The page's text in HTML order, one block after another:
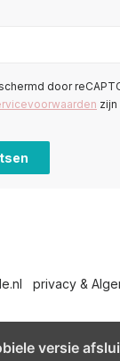
door
privacy &
versie